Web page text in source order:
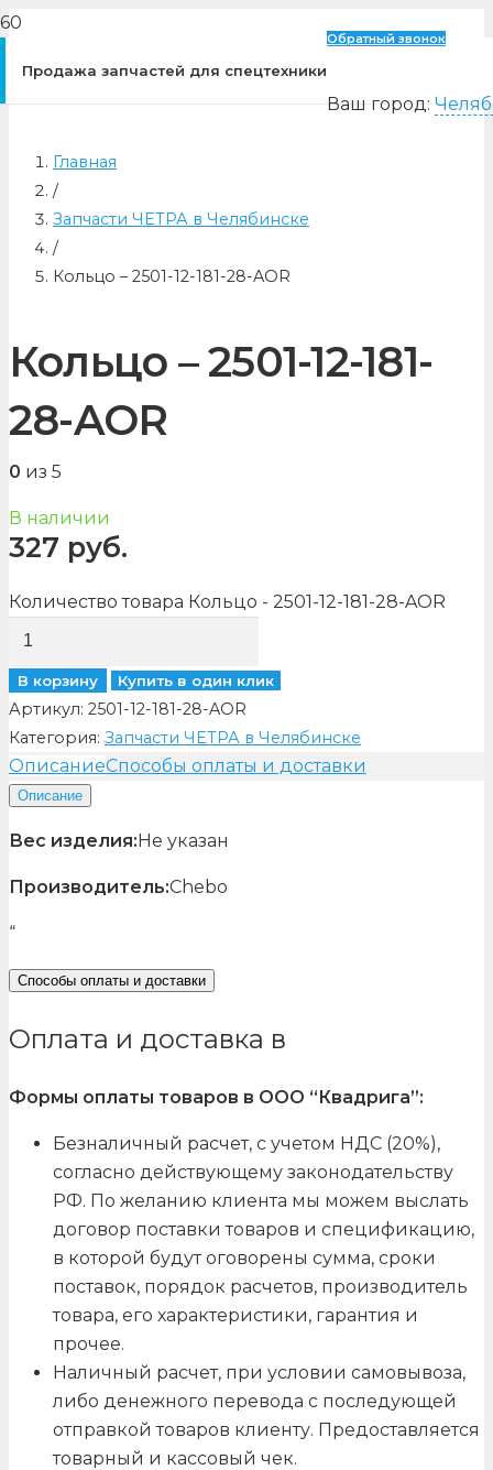
Продажа запчастей для спецтехники
Обратный звонок
Ваш город:
Главная
/
Запчасти ЧЕТРА в Челябинске
/
Кольцо – 2501-12-181-28-AOR
Кольцо – 2501-12-181-
28-AOR
0 из 5
В наличии
327 руб.
Количество товара Кольцо - 2501-12-181-28-AOR
В корзину Купить в один клик
Артикул: 2501-12-181-28-AOR
Категория: Запчасти ЧЕТРА в Челябинске
ОписаниеСпособы оплаты и доставки
Описание
Вес изделия:Не указан
Производитель:Chebo
“
Способы оплаты и доставки
Оплата и доставка в
Формы оплаты товаров в ООО “Квадрига”:
Безналичный расчет, с учетом НДС (20%),
согласно действующему законодательству
РФ. По желанию клиента мы можем выслать
договор поставки товаров и спецификацию,
в которой будут оговорены сумма, сроки
поставок, порядок расчетов, производитель
товара, его характеристики, гарантия и
прочее.
Наличный расчет, при условии самовывоза,
либо денежного перевода с последующей
отправкой товаров клиенту. Предоставляется
товарный и кассовый чек.